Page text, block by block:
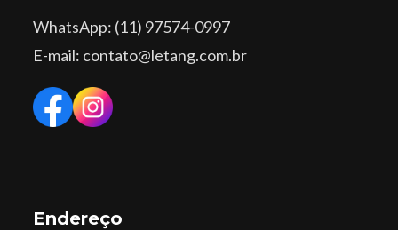
WhatsApp: (11) 97574-0997
E-mail: contato@letang.com.br
Endereço